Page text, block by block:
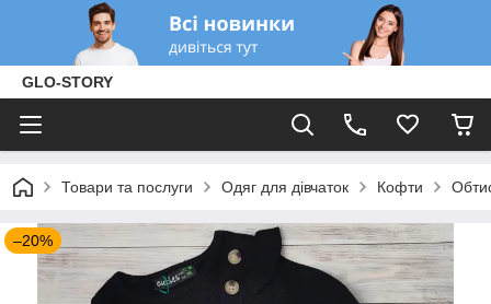
GLO-STORY
Товари та послуги Одяг для дівчаток Кофти
–20%